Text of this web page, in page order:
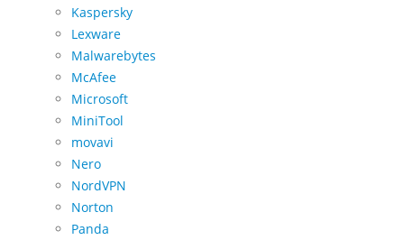
Kaspersky
Lexware
Malwarebytes
McAfee
Microsoft
MiniTool
movavi
Nero
NordVPN
Norton
Panda